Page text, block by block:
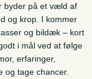
byder på et væld af
og krop. I kommer
og bildæk – kort
i mål ved at følge
erfaringer,
og tage chancer.